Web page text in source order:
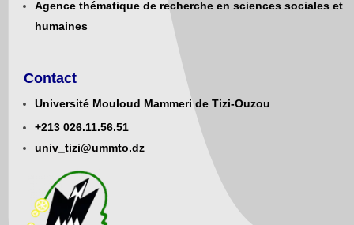
Agence thématique de recherche en sciences sociales et
humaines
Contact
Université Mouloud Mammeri de Tizi-Ouzou
+213 026.11.56.51
univ_tizi@ummto.dz